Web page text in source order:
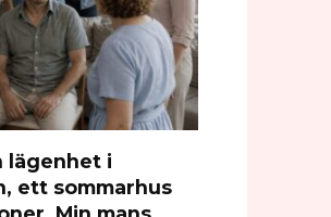
lägenhet i
ett sommarhus